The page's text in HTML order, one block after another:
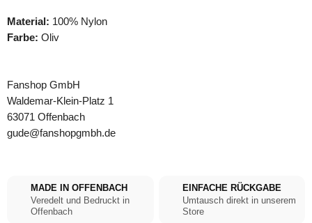
Material: 100% Nylon
Farbe: Oliv
Fanshop GmbH
Waldemar-Klein-Platz 1
63071 Offenbach
gude@fanshopgmbh.de
MADE IN OFFENBACH
Veredelt und Bedruckt in
Offenbach
EINFACHE RÜCKGABE
Umtausch direkt in unserem
Store